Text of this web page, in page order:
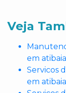
Veja
em atibaia
Servicos
em atibaia